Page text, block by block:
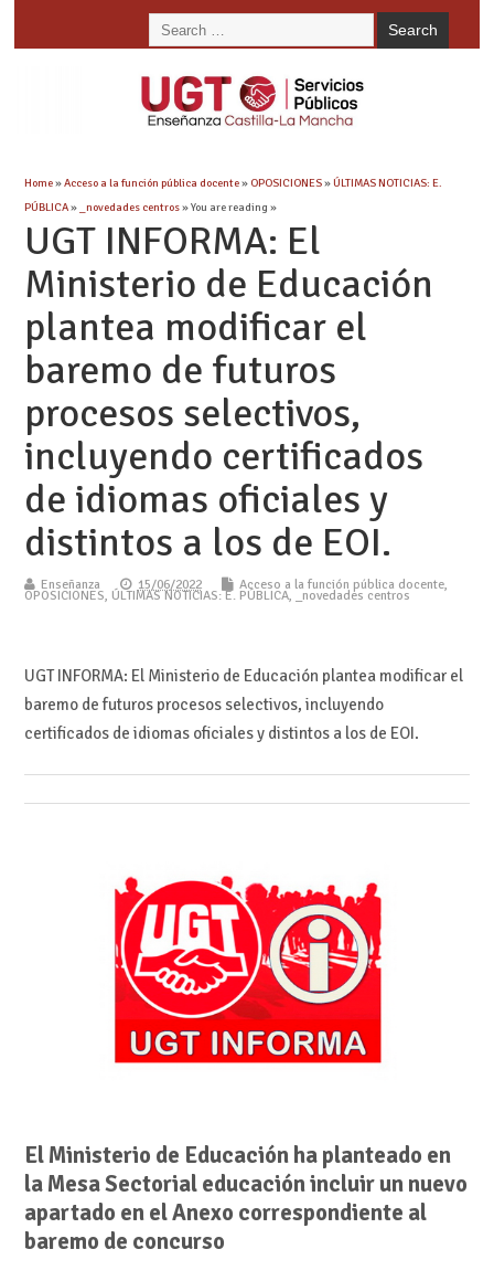
Home»Acceso a la función pública docente» OPOSICIONES»ÚLTIMAS NOTICIAS: E.
PÚBLICA» _novedades centros» You are reading »
UGT INFORMA: El
Ministerio de Educación
plantea modificar el
baremo de futuros
procesos selectivos,
incluyendo certificados
de idiomas oficiales y
distintos a los de EOI.
Enseñanza 15/06/2022 Acceso a la función pública docente,
OPOSICIONES, ÚLTIMAS NOTICIAS: E. PÚBLICA, _novedades centros
UGT INFORMA: El Ministerio de Educación plantea modificar el
baremo de futuros procesos selectivos, incluyendo
certificados de idiomas oficiales y distintos a los de EOI.
El Ministerio de Educación ha planteado en
la Mesa Sectorial educación incluir un nuevo
apartado en el Anexo correspondiente al
baremo de concurso